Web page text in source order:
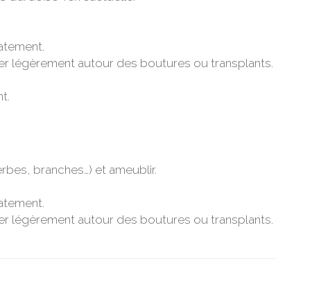
légèrement autour des boutures ou transplants.
branches…) et ameublir.
légèrement autour des boutures ou transplants.